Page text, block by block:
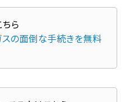
の面倒な手続きを無料